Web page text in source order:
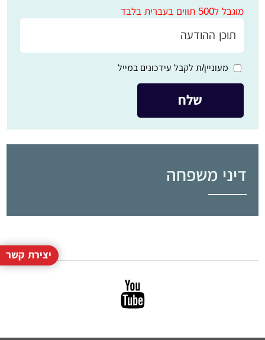
מוגבל ל500 תווים בעברית בלבד
מעוניין/ת לקבל עידכונים במייל
דיני משפחה
יצירת קשר